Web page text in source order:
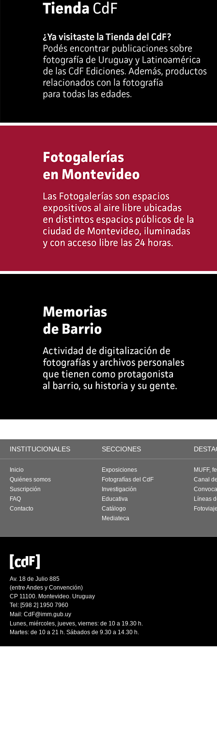
INSTITUCIONALES SECCIONES
Inicio
Quiénes somos
Suscripción
FAQ
Contacto
Exposiciones
Fotografías del CdF
Investigación
Educativa
Catálogo
Mediateca
MUFF,
Canal
Líneas
Av. 18 de Julio 885
(entre Andes y Convención)
CP 11100. Montevideo. Uruguay
Tel: [598 2] 1950 7960
Mail: CdF@imm.gub.uy
Lunes, miércoles, jueves, viernes: de 10 a 19.30 h.
Martes: de 10 a 21 h. Sábados de 9.30 a 14.30 h.